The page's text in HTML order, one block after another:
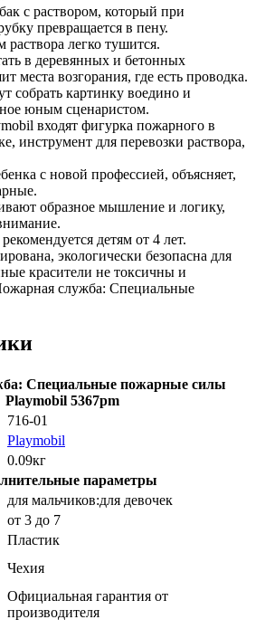
с раствором, который при
превращается в пену.
раствора легко тушится.
в деревянных и бетонных
места возгорания, где есть проводка.
собрать картинку воедино и
юным сценаристом.
входят фигурка пожарного в
инструмент для перевозки раствора,
с новой профессией, объясняет,
образное мышление и логику,
детям от 4 лет.
экологически безопасна для
красители не токсичны и
служба: Специальные
Специальные пожарные силы
Playmobil 5367pm
716-01
Playmobil
0.09кг
параметры
для мальчиков:для девочек
от 3 до 7
Пластик
Чехия
Официальная гарантия от
производителя